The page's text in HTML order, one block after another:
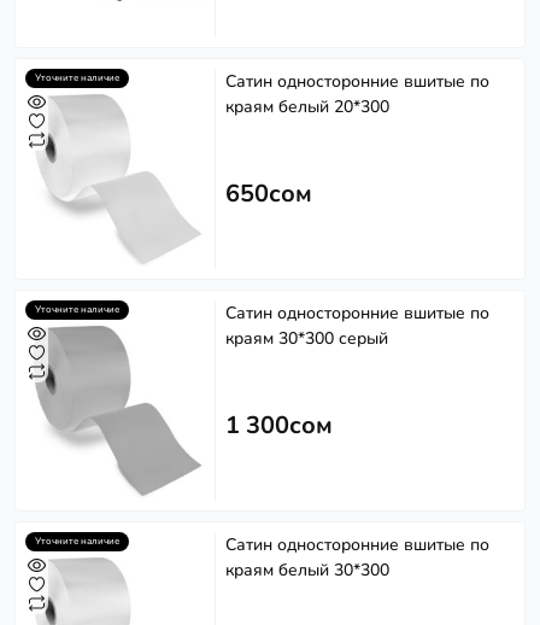
Уточните наличие
Сатин односторонние вшитые по
краям белый 20*300
650сом
Уточните наличие
Сатин односторонние вшитые по
краям 30*300 серый
1 300сом
Уточните наличие
Сатин односторонние вшитые по
краям белый 30*300